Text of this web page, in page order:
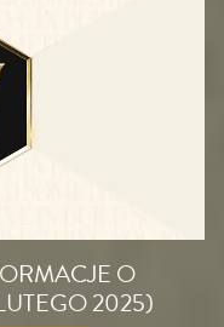
O
2025)